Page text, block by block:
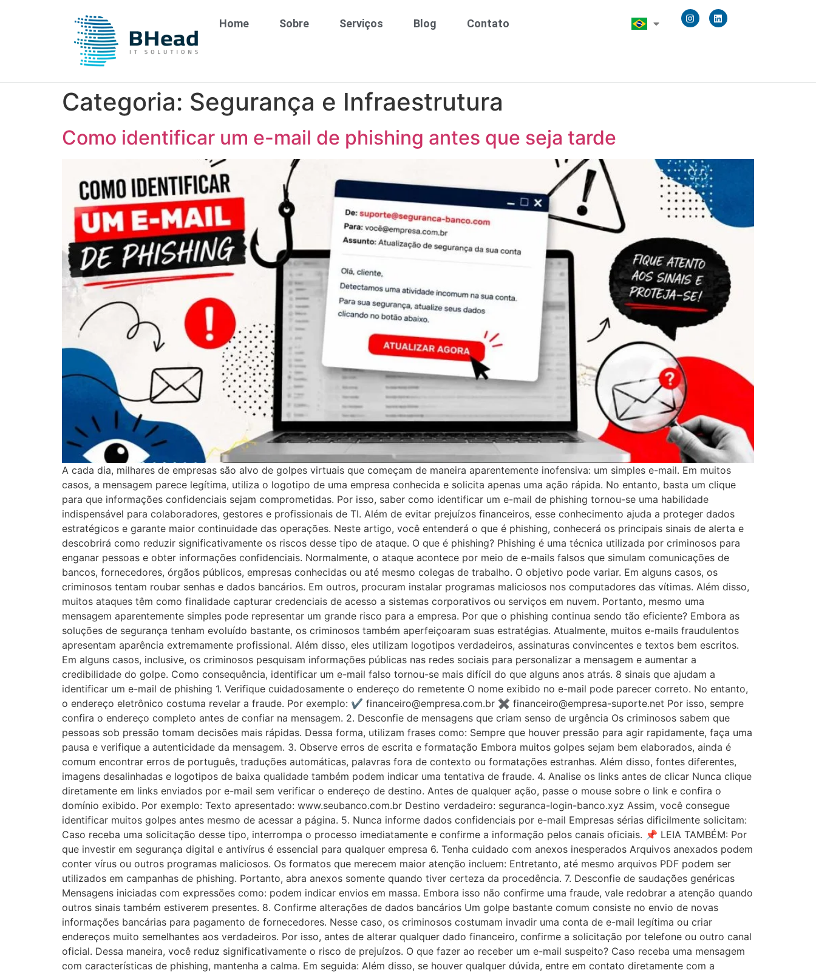
Home Sobre Serviços Blog Contato
Categoria: Segurança e Infraestrutura
Como identificar um e-mail de phishing antes que seja tarde
A cada dia, milhares de empresas são alvo de golpes virtuais que começam de maneira aparentemente inofensiva: um simples e-mail. Em muitos
casos, a mensagem parece legítima, utiliza o logotipo de uma empresa conhecida e solicita apenas uma ação rápida. No entanto, basta um clique
para que informações confidenciais sejam comprometidas. Por isso, saber como identificar um e-mail de phishing tornou-se uma habilidade
indispensável para colaboradores, gestores e profissionais de TI. Além de evitar prejuízos financeiros, esse conhecimento ajuda a proteger dados
estratégicos e garante maior continuidade das operações. Neste artigo, você entenderá o que é phishing, conhecerá os principais sinais de alerta e
descobrirá como reduzir significativamente os riscos desse tipo de ataque. O que é phishing? Phishing é uma técnica utilizada por criminosos para
enganar pessoas e obter informações confidenciais. Normalmente, o ataque acontece por meio de e-mails falsos que simulam comunicações de
bancos, fornecedores, órgãos públicos, empresas conhecidas ou até mesmo colegas de trabalho. O objetivo pode variar. Em alguns casos, os
criminosos tentam roubar senhas e dados bancários. Em outros, procuram instalar programas maliciosos nos computadores das vítimas. Além disso,
muitos ataques têm como finalidade capturar credenciais de acesso a sistemas corporativos ou serviços em nuvem. Portanto, mesmo uma
mensagem aparentemente simples pode representar um grande risco para a empresa. Por que o phishing continua sendo tão eficiente? Embora as
soluções de segurança tenham evoluído bastante, os criminosos também aperfeiçoaram suas estratégias. Atualmente, muitos e-mails fraudulentos
apresentam aparência extremamente profissional. Além disso, eles utilizam logotipos verdadeiros, assinaturas convincentes e textos bem escritos.
Em alguns casos, inclusive, os criminosos pesquisam informações públicas nas redes sociais para personalizar a mensagem e aumentar a
credibilidade do golpe. Como consequência, identificar um e-mail falso tornou-se mais difícil do que alguns anos atrás. 8 sinais que ajudam a
identificar um e-mail de phishing 1. Verifique cuidadosamente o endereço do remetente O nome exibido no e-mail pode parecer correto. No entanto,
o endereço eletrônico costuma revelar a fraude. Por exemplo: ✔ financeiro@empresa.com.br ✖ financeiro@empresa-suporte.net Por isso, sempre
confira o endereço completo antes de confiar na mensagem. 2. Desconfie de mensagens que criam senso de urgência Os criminosos sabem que
pessoas sob pressão tomam decisões mais rápidas. Dessa forma, utilizam frases como: Sempre que houver pressão para agir rapidamente, faça uma
pausa e verifique a autenticidade da mensagem. 3. Observe erros de escrita e formatação Embora muitos golpes sejam bem elaborados, ainda é
comum encontrar erros de português, traduções automáticas, palavras fora de contexto ou formatações estranhas. Além disso, fontes diferentes,
imagens desalinhadas e logotipos de baixa qualidade também podem indicar uma tentativa de fraude. 4. Analise os links antes de clicar Nunca clique
diretamente em links enviados por e-mail sem verificar o endereço de destino. Antes de qualquer ação, passe o mouse sobre o link e confira o
domínio exibido. Por exemplo: Texto apresentado: www.seubanco.com.br Destino verdadeiro: seguranca-login-banco.xyz Assim, você consegue
identificar muitos golpes antes mesmo de acessar a página. 5. Nunca informe dados confidenciais por e-mail Empresas sérias dificilmente solicitam:
Caso receba uma solicitação desse tipo, interrompa o processo imediatamente e confirme a informação pelos canais oficiais. 📌 LEIA TAMBÉM: Por
que investir em segurança digital e antivírus é essencial para qualquer empresa 6. Tenha cuidado com anexos inesperados Arquivos anexados podem
conter vírus ou outros programas maliciosos. Os formatos que merecem maior atenção incluem: Entretanto, até mesmo arquivos PDF podem ser
utilizados em campanhas de phishing. Portanto, abra anexos somente quando tiver certeza da procedência. 7. Desconfie de saudações genéricas
Mensagens iniciadas com expressões como: podem indicar envios em massa. Embora isso não confirme uma fraude, vale redobrar a atenção quando
outros sinais também estiverem presentes. 8. Confirme alterações de dados bancários Um golpe bastante comum consiste no envio de novas
informações bancárias para pagamento de fornecedores. Nesse caso, os criminosos costumam invadir uma conta de e-mail legítima ou criar
endereços muito semelhantes aos verdadeiros. Por isso, antes de alterar qualquer dado financeiro, confirme a solicitação por telefone ou outro canal
oficial. Dessa maneira, você reduz significativamente o risco de prejuízos. O que fazer ao receber um e-mail suspeito? Caso receba uma mensagem
com características de phishing, mantenha a calma. Em seguida: Além disso, se houver qualquer dúvida, entre em contato diretamente com a